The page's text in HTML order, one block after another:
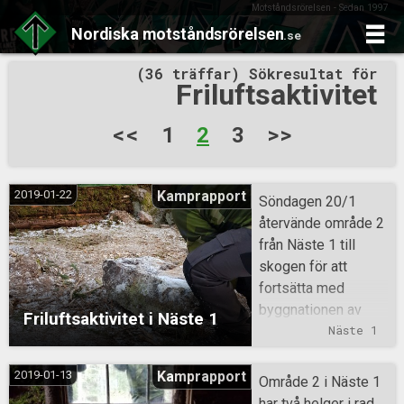
Motståndsrörelsen - Sedan 1997
Nordiska motståndsrörelsen.se
to
content
(36 träffar) Sökresultat för
Friluftsaktivitet
Sidnumrering
inlägg
<< 1 2 3 >>
Friluftsaktivitet i Näste 1
2019-01-22 Kamprapport
Söndagen 20/1
återvände område 2
från Näste 1 till
skogen för att
fortsätta med
byggnationen av
övernattningskoja.
vanlig ordning och
man fick även
Näste 1
2019-01-13 Kamprapport
Område 2 i Näste 1